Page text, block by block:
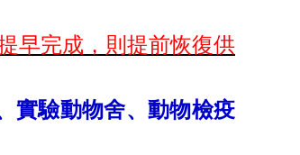
早完成，則提前恢復供
實驗動物舍、動物檢疫